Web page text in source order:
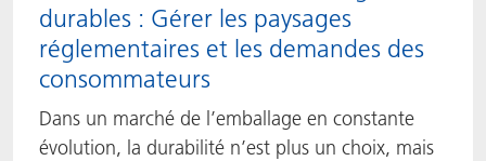
durables : Gérer les paysages
réglementaires et les demandes des
consommateurs
Dans un marché de l’emballage en constante
évolution, la durabilité n’est plus un choix, mais